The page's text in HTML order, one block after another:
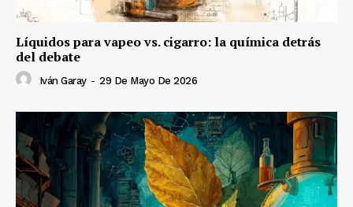
Líquidos para vapeo vs. cigarro: la química detrás
del debate
Iván Garay - 29 De Mayo De 2026